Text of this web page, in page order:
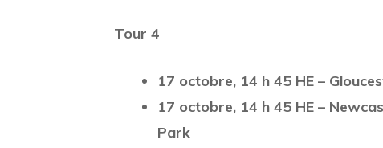
Tour 4
17 octobre, 14 h 45 HE –
17 octobre, 14 h 45 HE –
Park